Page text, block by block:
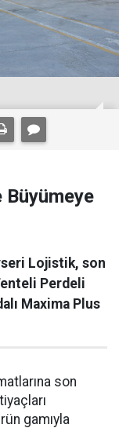
Lojistik, son
Perdeli
Maxima Plus
son
gamıyla